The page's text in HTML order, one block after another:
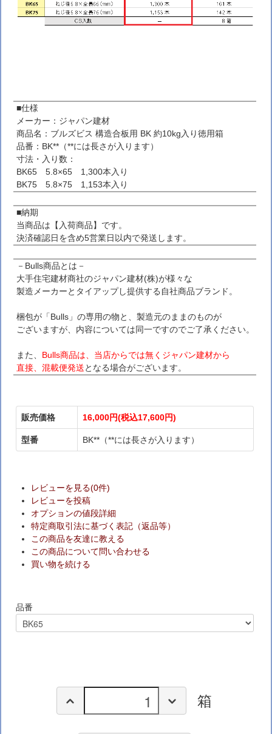
■仕様
メーカー：ジャパン建材
商品名：ブルズビス 構造合板用 BK 約10kg入り徳用箱
品番：BK**（**には長さが入ります）
寸法・入り数：
BK65 5.8×65 1,300本入り
BK75 5.8×75 1,153本入り
■納期
当商品は【入荷商品】です。
決済確認日を含め5営業日以内で発送します。
－Bulls商品とは－
大手住宅建材商社のジャパン建材(株)が様々な
製造メーカーとタイアップし提供する自社商品ブランド。
梱包が「Bulls」の専用の物と、製造元のままのものが
ございますが、内容については同一ですのでご了承ください。
また、 Bulls商品は、当店からでは無くジャパン建材から
直接、混載便発送となる場合がございます。
販売価格 16,000円(税込17,600円)
型番 BK**（**には長さが入ります）
レビューを見る(0件)
レビューを投稿
オプションの値段詳細
特定商取引法に基づく表記（返品等）
この商品を友達に教える
この商品について問い合わせる
買い物を続ける
品番
箱